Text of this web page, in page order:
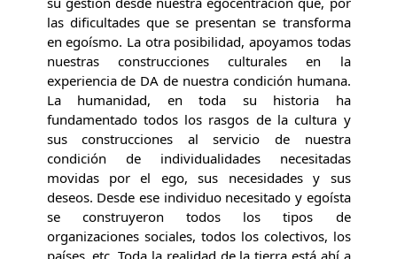
las dificultades que se presentan se transforma
en egoísmo. La otra posibilidad, apoyamos todas
nuestras construcciones culturales en la
experiencia de DA de nuestra condición humana.
La humanidad, en toda su historia ha
fundamentado todos los rasgos de la cultura y
sus construcciones al servicio de nuestra
condición de individualidades necesitadas
movidas por el ego, sus necesidades y sus
deseos. Desde ese individuo necesitado y egoísta
se construyeron todos los tipos de
organizaciones sociales, todos los colectivos, los